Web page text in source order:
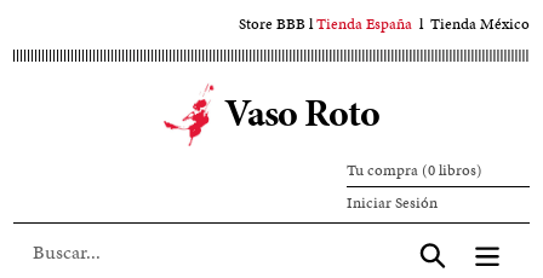
al
Store BBBlTienda España l Tienda México
Vaso Roto
Tu compra (0 libros)
Iniciar SesiónIniciar
sesión
Aceptar